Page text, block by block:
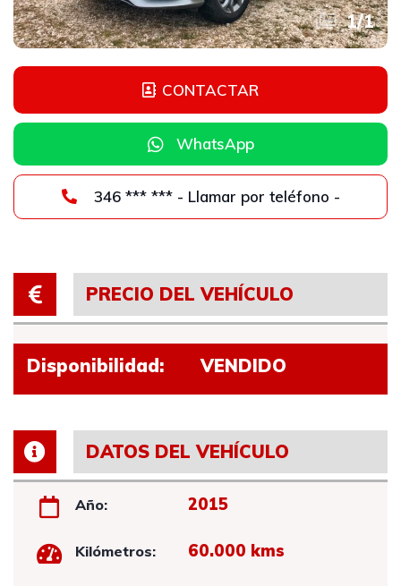
1/1
CONTACTAR
WhatsApp
346 *** *** - Llamar por teléfono -
PRECIO DEL VEHÍCULO
Disponibilidad: VENDIDO
DATOS DEL VEHÍCULO
Año: 2015
Kilómetros: 60.000 kms